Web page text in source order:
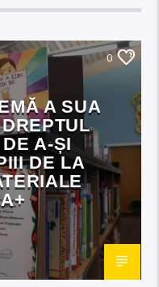
0
A SUA
A-ȘI
DE LA